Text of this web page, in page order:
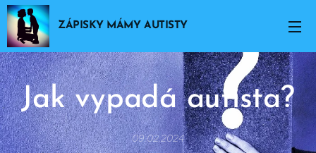
ZÁPISKY MÁMY AUTISTY
Jak vypadá autista?
09.02.2024